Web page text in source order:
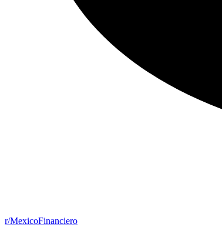
r/MexicoFinanciero